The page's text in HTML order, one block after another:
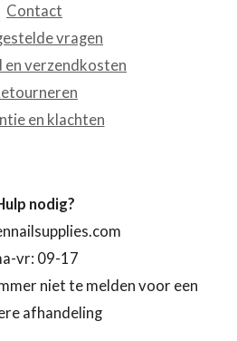
Contact
vragen
en verzendkosten
en klachten
nodig?
vr: 09-17
niet te melden voor een
afhandeling